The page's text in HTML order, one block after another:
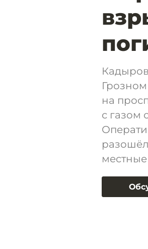
на
с газом